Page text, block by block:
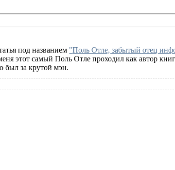
под названием "Поль Отле, забытый отец
этот самый Поль Отле проходил как автор
был за крутой мэн.